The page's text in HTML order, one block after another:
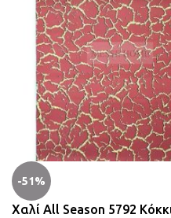
-51%
Χαλί All Season 5792